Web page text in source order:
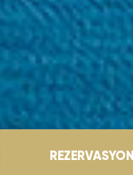
REZERVASYON